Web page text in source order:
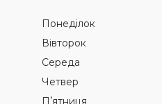
Понеділок
Вівторок
Середа
Четвер
Пʼятниця